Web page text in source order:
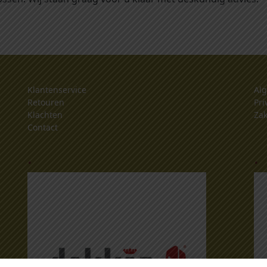
Klantenservice
Retouren
Klachten
Contact
. .